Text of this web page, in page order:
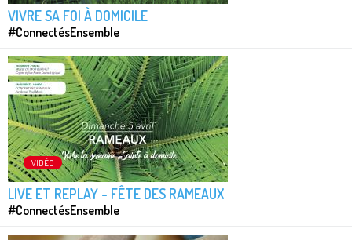
VIVRE SA FOI À DOMICILE
#ConnectésEnsemble
VIDÉO
LIVE ET REPLAY - FÊTE DES RAMEAUX
#ConnectésEnsemble